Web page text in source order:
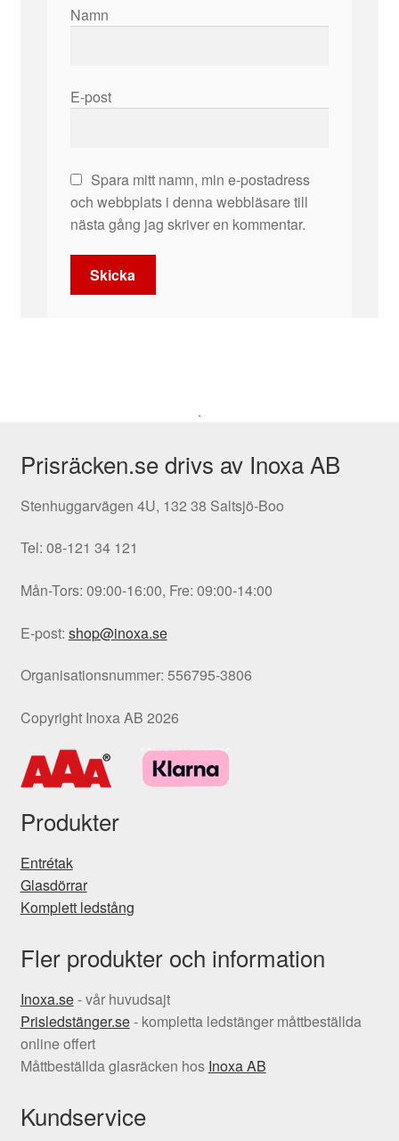
Namn
E-post
Spara mitt namn, min e-postadress
och webbplats i denna webbläsare till
nästa gång jag skriver en kommentar.
.
Prisräcken.se drivs av Inoxa AB
Stenhuggarvägen 4U, 132 38 Saltsjö-Boo
Tel: 08-121 34 121
Mån-Tors: 09:00-16:00, Fre: 09:00-14:00
E-post: shop@inoxa.se
Organisationsnummer: 556795-3806
Copyright Inoxa AB 2026
Produkter
Entrétak
Glasdörrar
Komplett ledstång
Fler produkter och information
Inoxa.se- vår huvudsajt
Prisledstänger.se- kompletta ledstänger måttbeställda
online offert
Måttbeställda glasräcken hos Inoxa AB
Kundservice